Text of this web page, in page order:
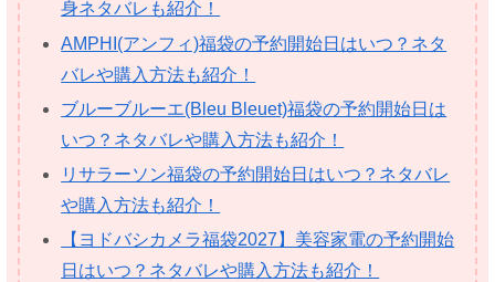
身ネタバレも紹介！
AMPHI(アンフィ)福袋の予約開始日はいつ？ネタ
バレや購入方法も紹介！
ブルーブルーエ(Bleu Bleuet)福袋の予約開始日は
いつ？ネタバレや購入方法も紹介！
リサラーソン福袋の予約開始日はいつ？ネタバレ
や購入方法も紹介！
【ヨドバシカメラ福袋2027】美容家電の予約開始
日はいつ？ネタバレや購入方法も紹介！